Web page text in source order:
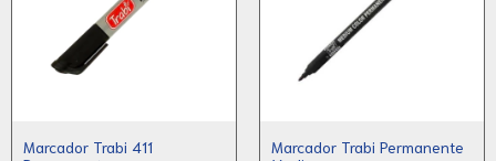
Marcador Trabi 411
Marcador Trabi Permanente